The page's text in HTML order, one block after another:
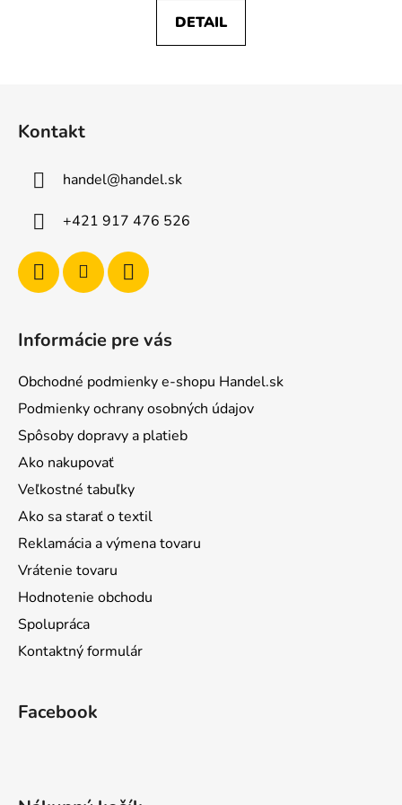
DETAIL
Kontakt
handel@handel.sk
+421 917 476 526
Informácie pre vás
Obchodné podmienky e-shopu Handel.sk
Podmienky ochrany osobných údajov
Spôsoby dopravy a platieb
Ako nakupovať
Veľkostné tabuľky
Ako sa starať o textil
Reklamácia a výmena tovaru
Vrátenie tovaru
Hodnotenie obchodu
Spolupráca
Kontaktný formulár
Facebook